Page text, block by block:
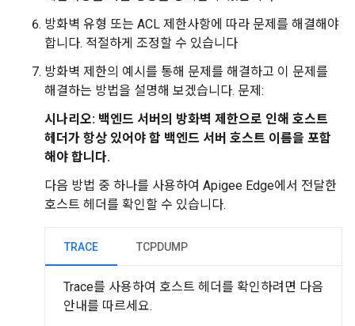
방화벽 유형 또는 ACL 제한사항에 따라 문제를 해결해야
합니다. 적절하게 조정할 수 있습니다
방화벽 제한의 예시를 통해 문제를 해결하고 이 문제를
해결하는 방법을 설명해 보겠습니다. 문제:
시나리오: 백엔드 서버의 방화벽 제한으로 인해 호스트
헤더가 항상 있어야 함 백엔드 서버 호스트 이름을 포함
해야 합니다.
다음 방법 중 하나를 사용하여 Apigee Edge에서 전달한
호스트 헤더를 확인할 수 있습니다.
TRACE TCPDUMP
Trace를 사용하여 호스트 헤더를 확인하려면 다음
안내를 따르세요.